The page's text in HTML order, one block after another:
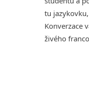
tu
Konverzace
živého